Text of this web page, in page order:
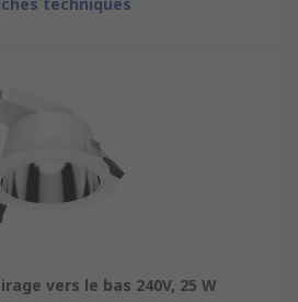
vers le bas 240V, 25 W